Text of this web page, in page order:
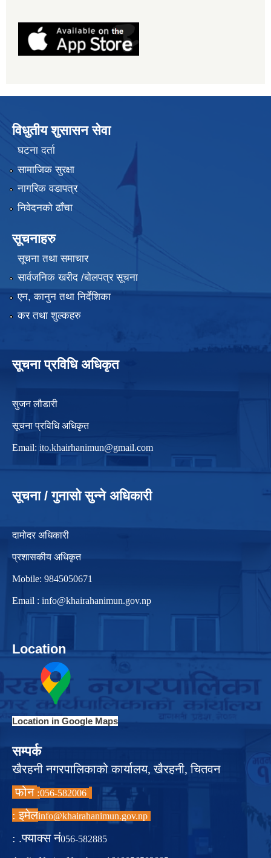
विधुतीय शुसासन सेवा
घटना दर्ता
सामाजिक सुरक्षा
नागरिक वडापत्र
निवेदनको ढाँचा
सूचनाहरु
सूचना तथा समाचार
सार्वजनिक खरीद /बोलपत्र सूचना
एन, कानुन तथा निर्देशिका
कर तथा शुल्कहरु
सूचना प्रविधि अधिकृत
सुजन लौडारी
सूचना प्रविधि अधिकृत
Email: ito.khairhanimun@gmail.com
सूचना / गुनासो सुन्ने अधिकारी
दामोदर अधिकारी
प्रशासकीय अधिकृत
Mobile: 9845050671
Email : info@khairahanimun.gov.np
Location
Location in Google Maps
सम्पर्क
खैरहनी नगरपालिकाको कार्यालय, खैरहनी, चितवन
फोन :
इमेल :info@khairahanimun.gov.np
फ्याक्स नं. :056-582885